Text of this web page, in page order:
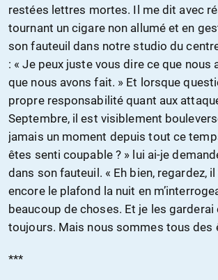
restées lettres mortes. Il me dit avec
tournant un cigare non allumé et en
son fauteuil dans notre studio du
: « Je peux juste vous dire ce que nous
que nous avons fait. » Et lorsque
propre responsabilité quant aux
Septembre, il est visiblement
jamais un moment depuis tout ce
êtes senti coupable ? » lui ai-je
dans son fauteuil. « Eh bien, regardez,
encore le plafond la nuit en
beaucoup de choses. Et je les garderai
toujours. Mais nous sommes tous des
***